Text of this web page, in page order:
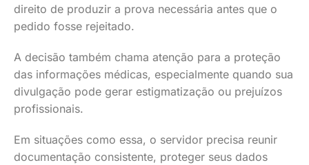
direito de produzir a prova necessária antes que o
pedido fosse rejeitado.
A decisão também chama atenção para a proteção
das informações médicas, especialmente quando sua
divulgação pode gerar estigmatização ou prejuízos
profissionais.
Em situações como essa, o servidor precisa reunir
documentação consistente, proteger seus dados